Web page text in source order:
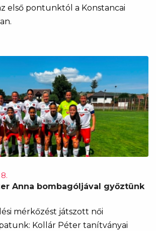
első pontunktól a Konstancai
Anna bombagóljával győztünk
mérkőzést játszott női
Kollár Péter tanítványai